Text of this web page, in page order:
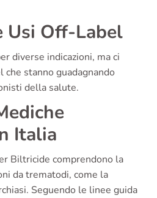
Usi Off-Label
diverse indicazioni, ma ci
stanno guadagnando
della salute.
Italia
Biltricide comprendono la
da trematodi, come la
Seguendo le linee guida